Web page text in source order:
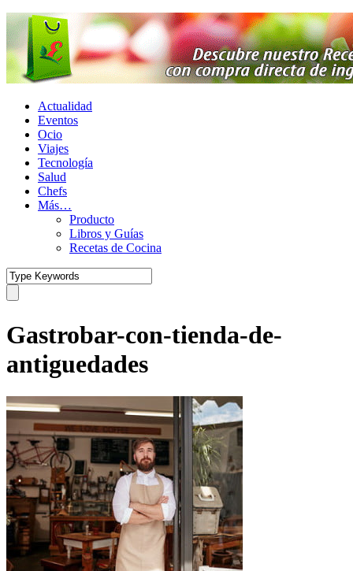
Actualidad
Eventos
Ocio
Viajes
Tecnología
Salud
Chefs
Más…
Producto
Libros y Guías
Recetas de Cocina
Gastrobar-con-tienda-de-
antiguedades